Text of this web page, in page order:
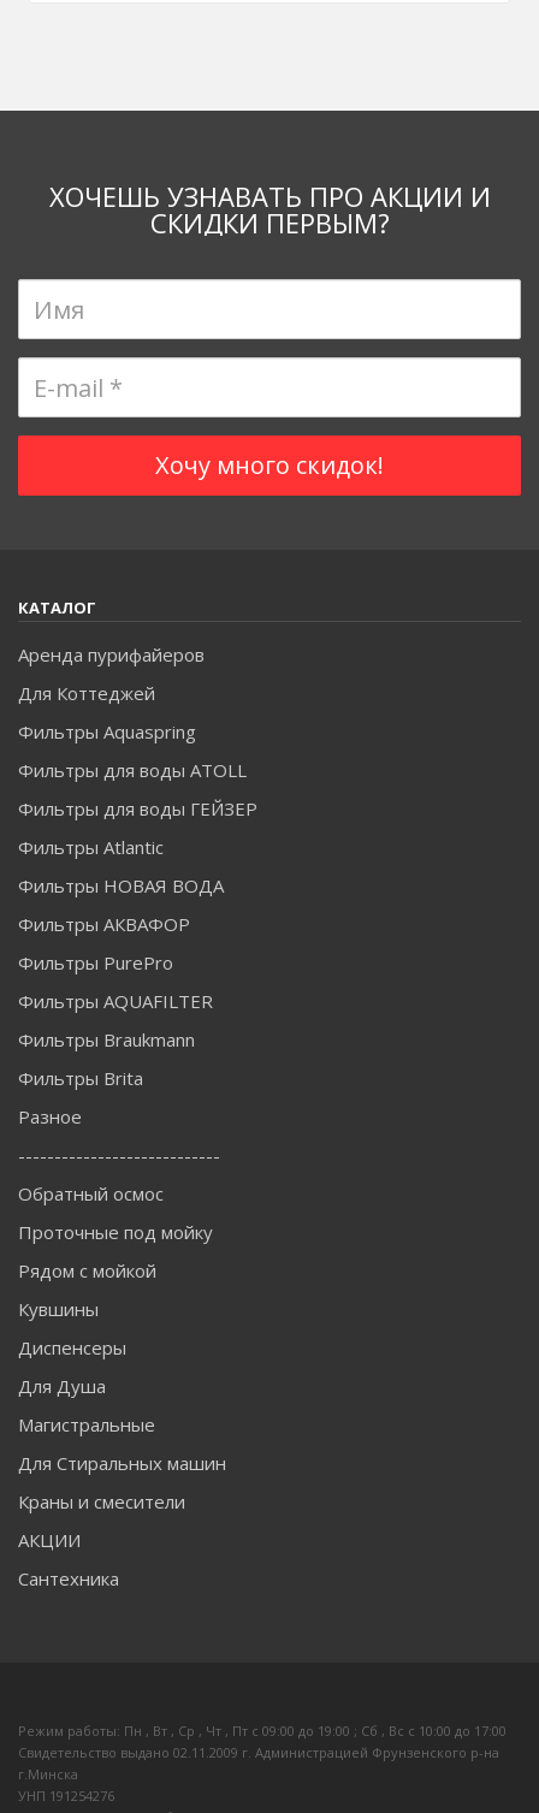
ХОЧЕШЬ УЗНАВАТЬ ПРО АКЦИИ И
СКИДКИ ПЕРВЫМ?
КАТАЛОГ
Аренда пурифайеров
Для Коттеджей
Фильтры Aquaspring
Фильтры для воды ATOLL
Фильтры для воды ГЕЙЗЕР
Фильтры Atlantic
Фильтры НОВАЯ ВОДА
Фильтры АКВАФОР
Фильтры PurePro
Фильтры AQUAFILTER
Фильтры Braukmann
Фильтры Brita
Разное
----------------------------
Обратный осмос
Проточные под мойку
Рядом с мойкой
Кувшины
Диспенсеры
Для Душа
Магистральные
Для Стиральных машин
Краны и смесители
АКЦИИ
Сантехника
Режим работы: Пн , Вт , Ср , Чт , Пт c 09:00 до 19:00 ; Сб , Вс c 10:00 до 17:00
Свидетельство выдано 02.11.2009 г. Администрацией Фрунзенского р-на
г.Минска
УНП 191254276